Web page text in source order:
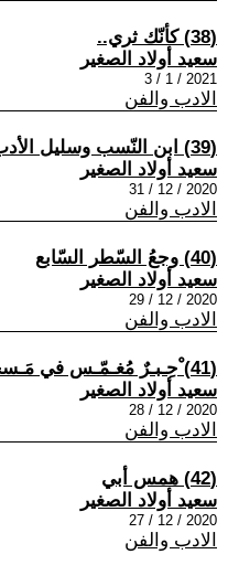
(38) كأنّك ثري..
سعيد أولاد الصغير
2021 / 1 / 3
الادب والفن
(39) ابن النّسب وسليل الأدب
سعيد أولاد الصغير
2020 / 12 / 31
الادب والفن
(40) وجعُ السّطر السّابع
سعيد أولاد الصغير
2020 / 12 / 29
الادب والفن
(41) ْحِـبـرٌ مُغـمّـس في مَـسخـرة
سعيد أولاد الصغير
2020 / 12 / 28
الادب والفن
(42) همس أبي
سعيد أولاد الصغير
2020 / 12 / 27
الادب والفن